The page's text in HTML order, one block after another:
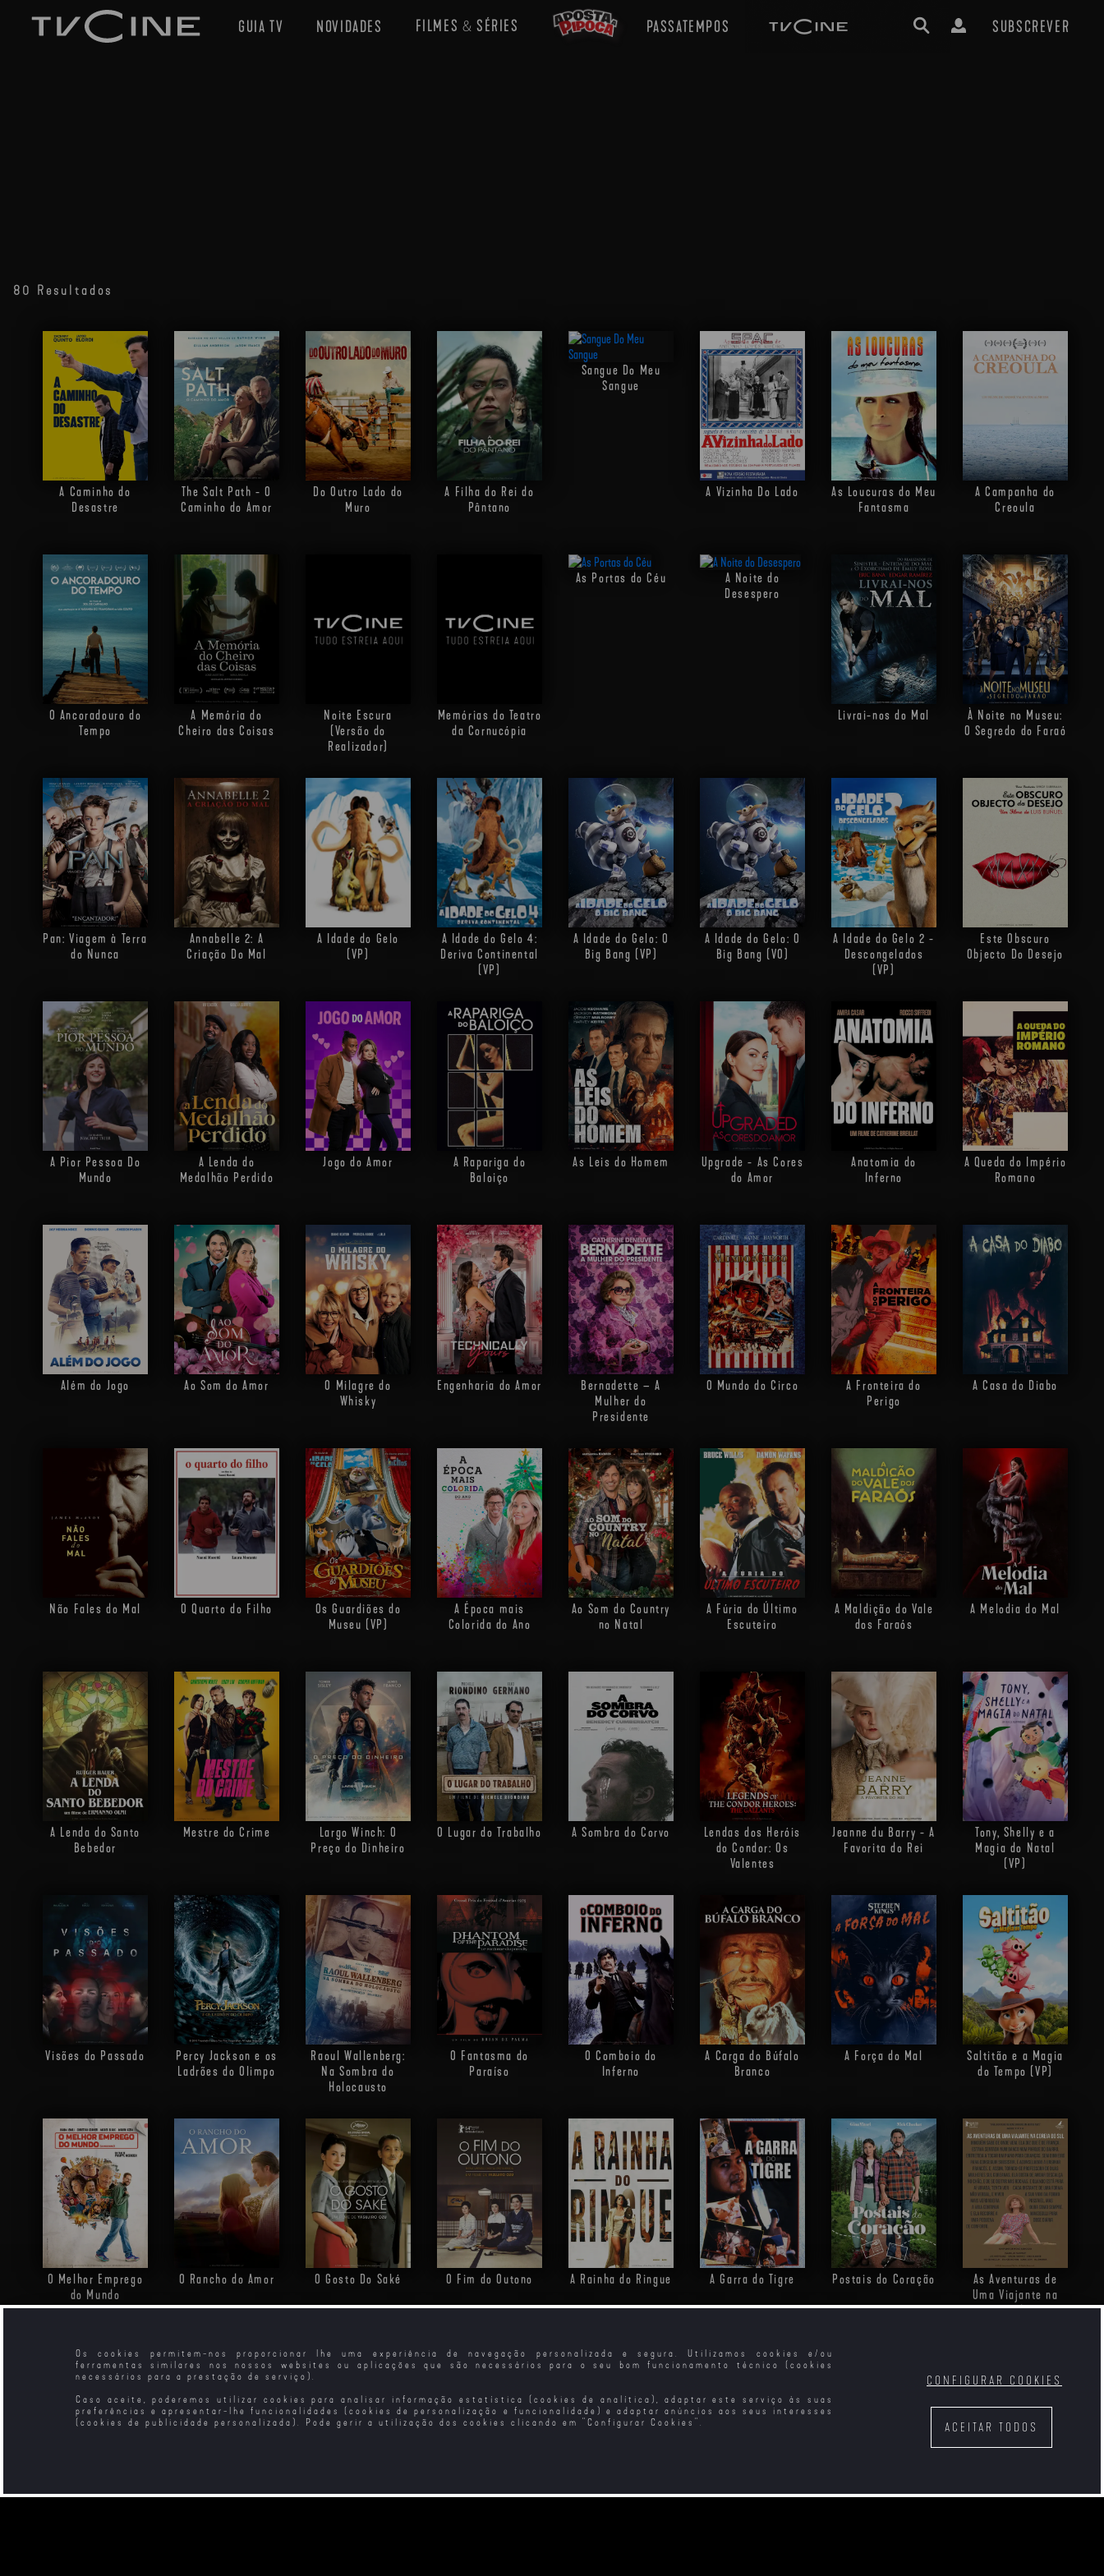
Os cookies permitem-nos proporcionar lhe uma experiência de navegação personalizada e segura. Utilizamos cookies e/ou
ferramentas similares nos nossos websites ou aplicações que são necessários para o seu bom funcionamento técnico (cookies
necessários para a prestação de serviço).
Caso aceite, poderemos utilizar cookies para analisar informação estatística (cookies de analítica), adaptar este serviço às suas
preferências e apresentar-lhe funcionalidades (cookies de personalização e funcionalidade) e adaptar anúncios aos seus interesses
(cookies de publicidade personalizada). Pode gerir a utilização dos cookies clicando em " Configurar Cookies ". ACEITAR TODOS
CONFIGURAR COOKIES
GUIA TV NOVIDADES FILMES & SÉRIES PASSATEMPOS SUBSCREVER
80 Resultados
A Caminho do
Desastre
The Salt Path - O
Caminho do Amor
Do Outro Lado do
Muro
A Filha do Rei do
Pântano
Sangue Do Meu
Sangue
A Vizinha Do Lado
As Loucuras do Meu
Fantasma
A Campanha do
Creoula
O Ancoradouro do
Tempo
A Memória do
Cheiro das Coisas
Noite Escura
(Versão do
Realizador)
Memórias do Teatro
da Cornucópia
As Portas do Céu
A Noite do
Desespero
Livrai-nos do Mal
À Noite no Museu:
O Segredo do Faraó
Pan: Viagem à Terra
do Nunca
Annabelle 2: A
Criação Do Mal
A Idade do Gelo
(VP)
A Idade do Gelo 4:
Deriva Continental
(VP)
A Idade do Gelo: O
Big Bang (VP)
A Idade do Gelo: O
Big Bang (VO)
A Idade do Gelo 2 -
Descongelados
(VP)
Este Obscuro
Objecto Do Desejo
A Pior Pessoa Do
Mundo
A Lenda do
Medalhão Perdido
Jogo do Amor
A Rapariga do
Baloiço
As Leis do Homem
Upgrade - As Cores
do Amor
Anatomia do
Inferno
A Queda do Império
Romano
Além do Jogo Ao Som do Amor
O Milagre do
Whisky
Engenharia do Amor
Bernadette – A
Mulher do
Presidente
O Mundo do Circo
A Fronteira do
Perigo
A Casa do Diabo
Não Fales do Mal O Quarto do Filho
Os Guardiões do
Museu (VP)
A Época mais
Colorida do Ano
Ao Som do Country
no Natal
A Fúria do Último
Escuteiro
A Maldição do Vale
dos Faraós
A Melodia do Mal
A Lenda do Santo
Bebedor
Mestre do Crime
Largo Winch: O
Preço do Dinheiro
O Lugar do Trabalho A Sombra do Corvo
Lendas dos Heróis
do Condor: Os
Valentes
Jeanne du Barry - A
Favorita do Rei
Tony, Shelly e a
Magia do Natal
(VP)
Visões do Passado
Percy Jackson e os
Ladrões do Olimpo
Raoul Wallenberg:
Na Sombra do
Holocausto
O Fantasma do
Paraíso
O Comboio do
Inferno
A Carga do Búfalo
Branco
A Força do Mal
Saltitão e a Magia
do Tempo (VP)
O Melhor Emprego
do Mundo
O Rancho do Amor O Gosto Do Saké O Fim do Outono A Rainha do Ringue A Garra do Tigre Postais do Coração
As Aventuras de
Uma Viajante na
Coreia do Sul
O Poço do Mal
Histórias do Vale
As Cores do Tempo O Signo do Leão A Mulher do Aviador
O Regresso do
O Senhor dos Anéis:
Elas